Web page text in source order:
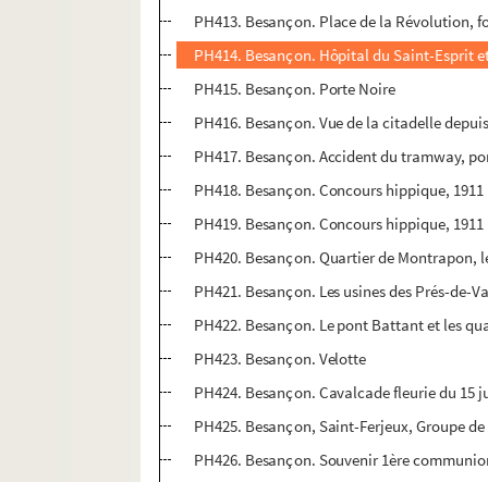
PH413. Besançon. Place de la Révolution,
PH414. Besançon. Hôpital du Saint-Esprit
PH415. Besançon. Porte Noire
PH416. Besançon. Vue de la citadelle
PH417. Besançon. Accident du tramway,
PH418. Besançon. Concours hippique, 1911
PH419. Besançon. Concours hippique, 1911
PH420. Besançon. Quartier de Montrapon,
PH421. Besançon. Les usines des Prés-de-
PH422. Besançon. Le pont Battant et les
PH423. Besançon. Velotte
PH424. Besançon. Cavalcade fleurie du 15
PH425. Besançon, Saint-Ferjeux, Groupe
PH426. Besançon. Souvenir 1ère